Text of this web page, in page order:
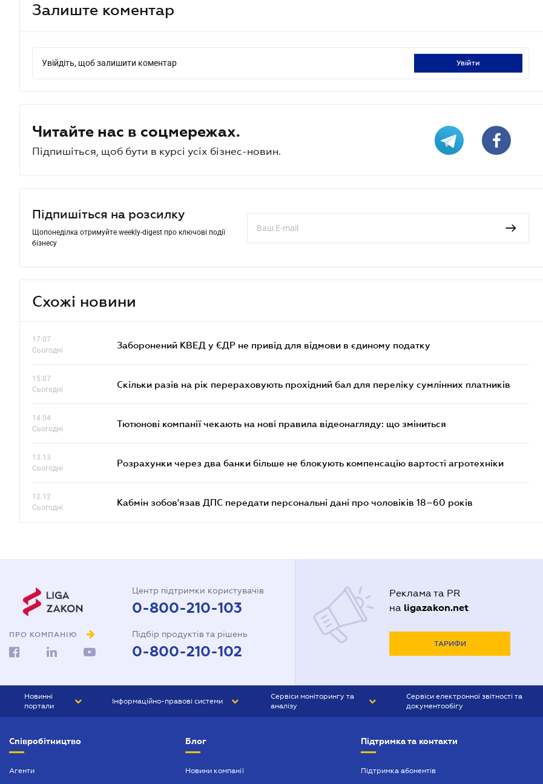
Залиште коментар
Увійдіть, щоб залишити коментар увійти
Читайте нас в соцмережах.
Підпишіться, щоб бути в курсі усіх бізнес-новин.
Підпишіться на розсилку
Щопонеділка отримуйте weekly-digest про ключові події
бізнесу
Схожі новини
17.07
Сьогодні
Заборонений КВЕД у ЄДР не привід для відмови в єдиному податку
15.07
Сьогодні
Скільки разів на рік перераховують прохідний бал для переліку сумлінних платників
14.04
Сьогодні
Тютюнові компанії чекають на нові правила відеонагляду: що зміниться
13.13
Сьогодні
Розрахунки через два банки більше не блокують компенсацію вартості агротехніки
12.12
Сьогодні
Кабмін зобов'язав ДПС передати персональні дані про чоловіків 18–60 років
ПРО КОМПАНІЮ
Центр підтримки користувачів
0-800-210-103
Підбір продуктів та рішень
0-800-210-102
Реклама та PR
на ligazakon.net
ТАРИФИ
Новинні
портали
БІЗНЕС
Інформаційно-правові системи
Сервіси моніторингу та
аналізу
Сервіси електронної звітності та
документообігу
Співробітництво
Агенти
Блог
Новини компанії
Підтримка та контакти
Підтримка абонентів